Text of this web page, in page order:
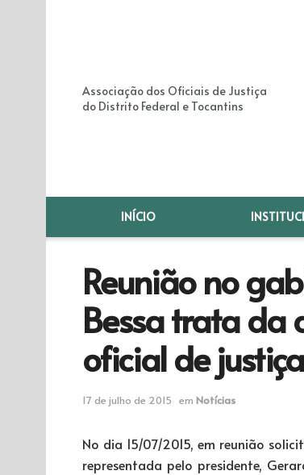
Associação dos Oficiais de Justiça
do Distrito Federal e Tocantins
INÍCIO
Reunião no
Bessa trata da
oficial de justiça
17 de julho de 2015 em Notícias
No dia 15/07/2015, em reunião
representada pelo presidente,